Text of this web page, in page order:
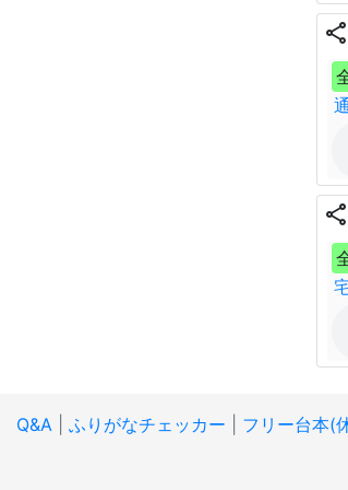
share
share
Q&A ふりがなチェッカー フリー台本(